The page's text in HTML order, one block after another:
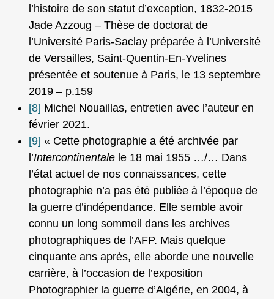
l’histoire de son statut d’exception, 1832-2015
Jade Azzoug – Thèse de doctorat de
l’Université Paris-Saclay préparée à l’Université
de Versailles, Saint-Quentin-En-Yvelines
présentée et soutenue à Paris, le 13 septembre
2019 – p.159
[8] Michel Nouaillas, entretien avec l’auteur en
février 2021.
[9] « Cette photographie a été archivée par
l’Intercontinentale le 18 mai 1955 …/… Dans
l’état actuel de nos connaissances, cette
photographie n’a pas été publiée à l’époque de
la guerre d’indépendance. Elle semble avoir
connu un long sommeil dans les archives
photographiques de l’AFP. Mais quelque
cinquante ans après, elle aborde une nouvelle
carrière, à l’occasion de l’exposition
Photographier la guerre d’Algérie, en 2004, à